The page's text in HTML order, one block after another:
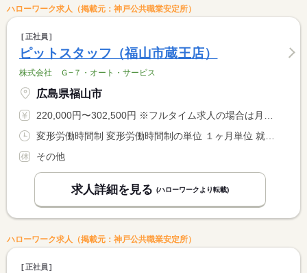
ハローワーク求人（掲載元：神戸公共職業安定所）
正社員
ピットスタッフ（福山市蔵王店）
株式会社 Ｇ−７・オート・サービス
広島県福山市
220,000円〜302,500円 ※フルタイム求人の場合は月額（換算額）、パート求人の場合は時間額を表示しています。
その他
求人詳細を見る (ハローワークより転載)
ハローワーク求人（掲載元：神戸公共職業安定所）
正社員